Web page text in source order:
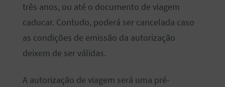
três anos, ou até o documento de viagem
caducar. Contudo, poderá ser cancelada caso
as condições de emissão da autorização
deixem de ser válidas.
A autorização de viagem será uma pré-